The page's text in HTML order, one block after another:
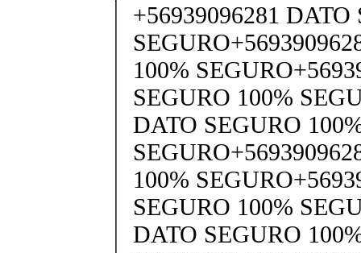
+56939096281 DATO
100%
SEGURO 100%
DATO SEGURO
100%
SEGURO 100%
DATO SEGURO